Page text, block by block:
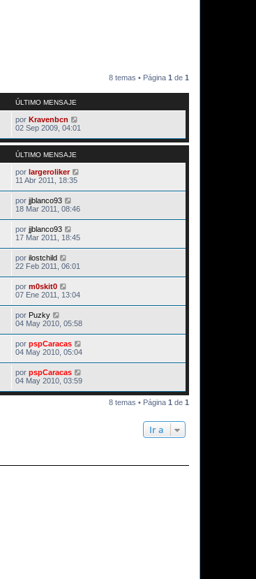
8 temas • Página 1 de 1
ÚLTIMO MENSAJE
por Kravenbcn
02 Sep 2009, 04:01
ÚLTIMO MENSAJE
por largeroliker
11 Abr 2011, 18:35
por jjblanco93
18 Mar 2011, 08:46
por jjblanco93
17 Mar 2011, 18:45
por ilostchild
22 Feb 2011, 06:01
por m0skit0
07 Ene 2011, 13:04
por Puzky
04 May 2010, 05:58
por pspCaracas
04 May 2010, 05:04
por pspCaracas
04 May 2010, 03:59
8 temas • Página 1 de 1
Ir a